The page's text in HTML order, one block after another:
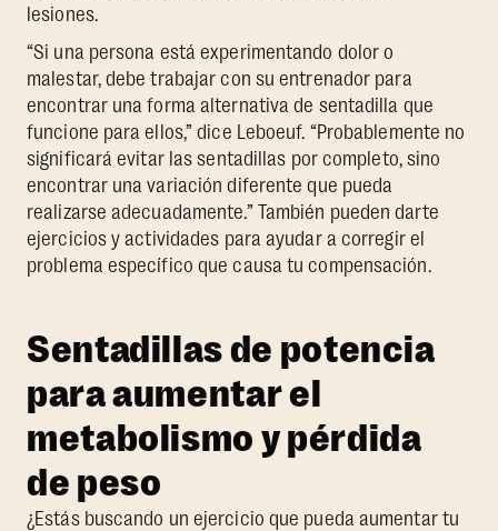
lesiones.
“Si una persona está experimentando dolor o
malestar, debe trabajar con su entrenador para
encontrar una forma alternativa de sentadilla que
funcione para ellos,” dice Leboeuf. “Probablemente no
significará evitar las sentadillas por completo, sino
encontrar una variación diferente que pueda
realizarse adecuadamente.” También pueden darte
ejercicios y actividades para ayudar a corregir el
problema específico que causa tu compensación.
Sentadillas de potencia
para aumentar el
metabolismo y pérdida
de peso
¿Estás buscando un ejercicio que pueda aumentar tu